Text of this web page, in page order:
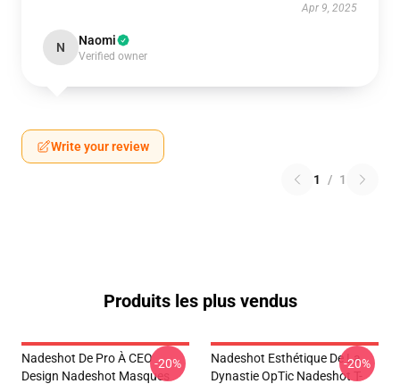
Apr 9, 2025
N Naomi
Verified owner
Write your review
1 / 1
Produits les plus vendus
Nadeshot De Pro À CEO
Design Nadeshot Masques
-20%
Nadeshot Esthétique De La
Dynastie OpTic Nadeshot T-
-20%